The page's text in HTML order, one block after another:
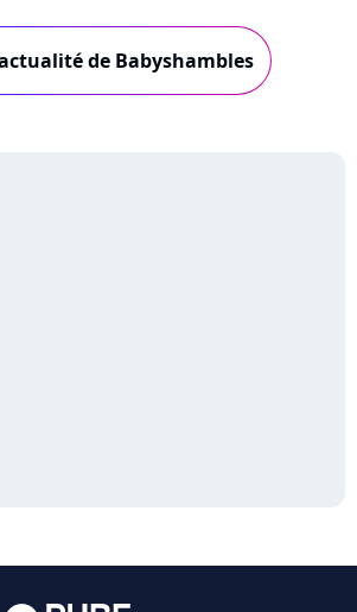
de Babyshambles